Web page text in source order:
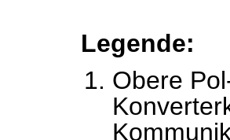
Legende:
Obere